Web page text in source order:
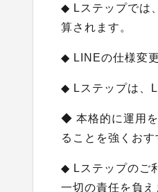
◆ Lステップでは
算されます。
◆ LINEの仕様変
◆ Lステップは、
◆ 本格的に運用
ることを強くおす
◆ Lステップのご
一切の責任を負え